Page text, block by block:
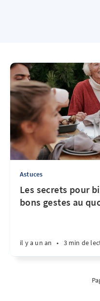
Astuces
Les secrets pour
bons gestes au
il y a un an • 3 min de